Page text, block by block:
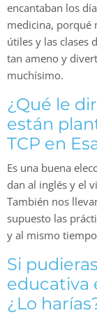
encantaban los
medicina, porqué
útiles y las clases
tan ameno y
muchísimo.
¿Qué le
están
TCP en
Es una buena
dan al inglés y el
También nos
supuesto las
y al mismo
Si
educativa
¿Lo